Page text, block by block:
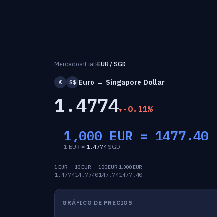
Mercados›Fiat›EUR / SGD
€ S$ Euro → Singapore Dollar
1.4774 -0.11%
1,000 EUR = 1477.40
1 EUR = 1.4774SGD
1 EUR
1.4774
10 EUR
14.7740
100 EUR
147.74
1,000 EUR
1477.40
GRÁFICO DE PRECIOS